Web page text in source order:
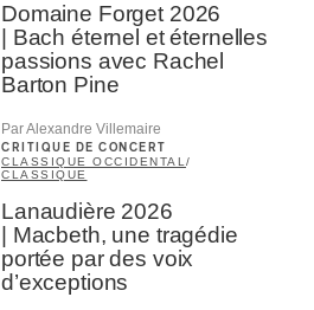
Domaine Forget 2026
| Bach éternel et éternelles
passions avec Rachel
Barton Pine
Par Alexandre Villemaire
CRITIQUE DE CONCERT
CLASSIQUE OCCIDENTAL /
CLASSIQUE
Lanaudière 2026
| Macbeth, une tragédie
portée par des voix
d’exceptions